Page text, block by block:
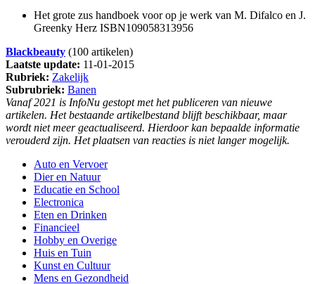
Het grote zus handboek voor op je werk van M. Difalco en J.
Greenky Herz ISBN109058313956
Blackbeauty (100 artikelen)
Laatste update: 11-01-2015
Rubriek: Zakelijk
Subrubriek: Banen
Vanaf 2021 is InfoNu gestopt met het publiceren van nieuwe
artikelen. Het bestaande artikelbestand blijft beschikbaar, maar
wordt niet meer geactualiseerd. Hierdoor kan bepaalde informatie
verouderd zijn. Het plaatsen van reacties is niet langer mogelijk.
Auto en Vervoer
Dier en Natuur
Educatie en School
Electronica
Eten en Drinken
Financieel
Hobby en Overige
Huis en Tuin
Kunst en Cultuur
Mens en Gezondheid